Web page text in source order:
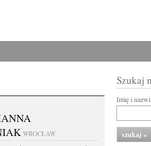
WROCŁAW
Szukaj
Imię i